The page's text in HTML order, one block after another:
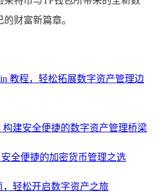
财富新篇章。
教程，轻松拓展数字资产管理边
构建安全便捷的数字资产管理桥梁
全便捷的加密货币管理之选
，轻松开启数字资产之旅